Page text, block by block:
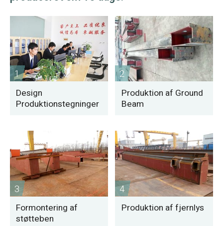
1
Design
Produktionstegninger
2
Produktion af Ground
Beam
3
Formontering af
støtteben
4
Produktion af fjernlys